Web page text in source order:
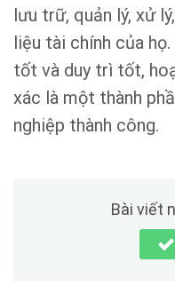
lưu trữ, quản lý, xử
liệu tài chính của
tốt và duy trì tốt,
xác là một thành
nghiệp thành công.
Bài viết